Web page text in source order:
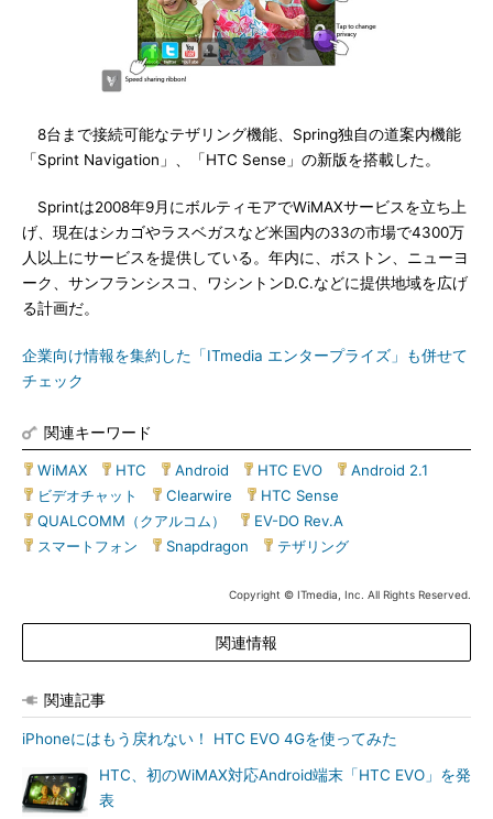
8台まで接続可能なテザリング機能、Spring独自の道案内機能
「Sprint Navigation」、「HTC Sense」の新版を搭載した。
Sprintは2008年9月にボルティモアでWiMAXサービスを立ち上
げ、現在はシカゴやラスベガスなど米国内の33の市場で4300万
人以上にサービスを提供している。年内に、ボストン、ニューヨ
ーク、サンフランシスコ、ワシントンD.C.などに提供地域を広げ
る計画だ。
企業向け情報を集約した「ITmedia エンタープライズ」も併せて
チェック
関連キーワード
WiMAX HTC Android HTC EVO Android 2.1
ビデオチャット
Clearwire HTC Sense
QUALCOMM（クアルコム）
EV-DO Rev.A
スマートフォン
Snapdragon テザリング
Copyright © ITmedia, Inc. All Rights Reserved.
関連情報
関連記事
iPhoneにはもう戻れない！ HTC EVO 4Gを使ってみた
HTC、初のWiMAX対応Android端末「HTC EVO」を発
表